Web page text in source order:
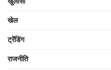
खेल
ट्रेंडिंग
राजनीति